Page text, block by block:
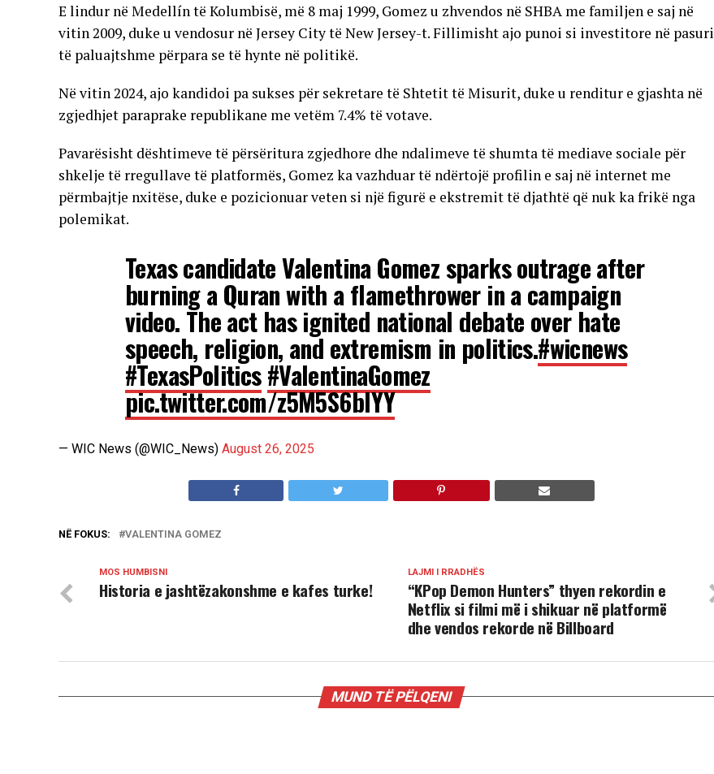
E lindur në Medellín të Kolumbisë, më 8 maj 1999, Gomez u zhvendos në SHBA me familjen e saj në
vitin 2009, duke u vendosur në Jersey City të New Jersey-t. Fillimisht ajo punoi si investitore në pasuri
të paluajtshme përpara se të hynte në politikë.
Në vitin 2024, ajo kandidoi pa sukses për sekretare të Shtetit të Misurit, duke u renditur e gjashta në
zgjedhjet paraprake republikane me vetëm 7.4% të votave.
Pavarësisht dështimeve të përsëritura zgjedhore dhe ndalimeve të shumta të mediave sociale për
shkelje të rregullave të platformës, Gomez ka vazhduar të ndërtojë profilin e saj në internet me
përmbajtje nxitëse, duke e pozicionuar veten si një figurë e ekstremit të djathtë që nuk ka frikë nga
polemikat.
Texas candidate Valentina Gomez sparks outrage after
burning a Quran with a flamethrower in a campaign
video. The act has ignited national debate over hate
speech, religion, and extremism in politics.#wicnews
#TexasPolitics#ValentinaGomez
pic.twitter.com/z5M5S6blYY
— WIC News (@WIC_News) August 26, 2025
NË FOKUS: VALENTINA GOMEZ
LAJMI I RRADHËS
“KPop Demon Hunters” thyen rekordin e
Netflix si filmi më i shikuar në platformë
dhe vendos rekorde në Billboard
MOS HUMBISNI
Historia e jashtëzakonshme e kafes turke!
MUND TË PËLQENI